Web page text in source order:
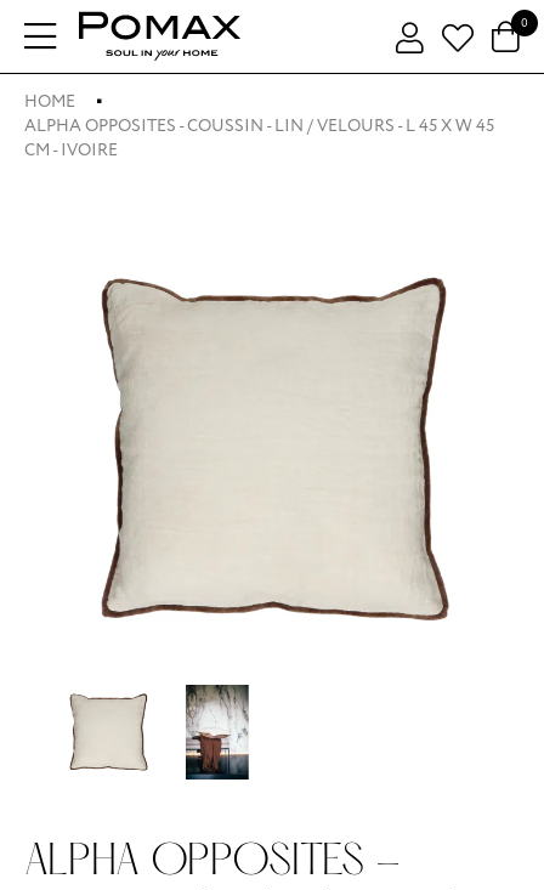
0
HOME
ALPHA OPPOSITES - COUSSIN - LIN / VELOURS - L 45 X W 45
CM - IVOIRE
ALPHA OPPOSITES -